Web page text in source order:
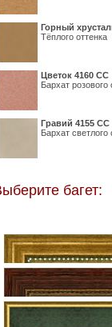
Горный
Тёплого оттенка
Цветок 4160 СС
Бархат розового
Гравий 4155 СС
Бархат светлого
багет: